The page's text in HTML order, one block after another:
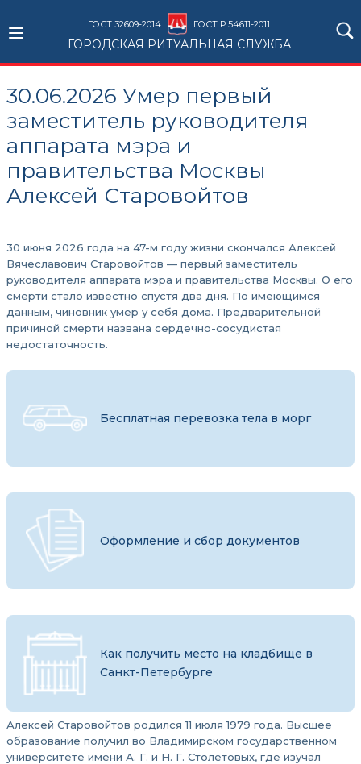
ГОСТ 32609-2014 ГОСТ Р 54611-2011
ГОРОДСКАЯ РИТУАЛЬНАЯ СЛУЖБА
30.06.2026 Умер первый
заместитель руководителя
аппарата мэра и
правительства Москвы
Алексей Старовойтов
30 июня 2026 года на 47-м году жизни скончался Алексей
Вячеславович Старовойтов — первый заместитель
руководителя аппарата мэра и правительства Москвы. О его
смерти стало известно спустя два дня. По имеющимся
данным, чиновник умер у себя дома. Предварительной
причиной смерти названа сердечно-сосудистая
недостаточность.
Бесплатная перевозка тела в морг
Оформление и сбор документов
Как получить место на кладбище в
Санкт-Петербурге
Алексей Старовойтов родился 11 июля 1979 года. Высшее
образование получил во Владимирском государственном
университете имени А. Г. и Н. Г. Столетовых, где изучал